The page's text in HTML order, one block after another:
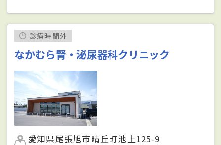
診療時間外
なかむら腎・泌尿器科クリニック
愛知県尾張旭市晴丘町池上125-9